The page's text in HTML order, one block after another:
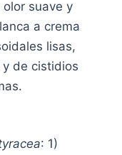
suave y
a crema
lisas,
de cistidios
: 1)